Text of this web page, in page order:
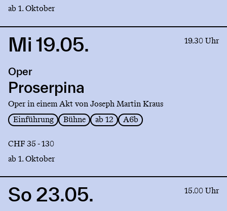
ab 1. Oktober
Link
Proserpina
Mi 19.05. 19.30 Uhr
Oper
Proserpina
Oper in einem Akt von Joseph Martin Kraus
Einführung
Bühne ab 12 A6b
CHF 35 - 130
ab 1. Oktober
LinkSo 23.05. 15.00 Uhr